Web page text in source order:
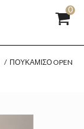
0
/ ΠΟΥΚΆΜΙΣΟ OPEN